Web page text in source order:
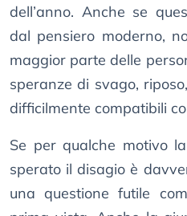
dell’anno. Anche se
dal pensiero moderno,
maggior parte delle
speranze di svago,
difficilmente compatibili
Se per qualche motivo
sperato il disagio è
una questione futile